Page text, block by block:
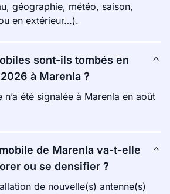
géographie, météo, saison,
en extérieur…).
sont-ils tombés en
à Marenla ?
n’a été signalée à Marenla en août
de Marenla va-t-elle
ou se densifier ?
de nouvelle(s) antenne(s)